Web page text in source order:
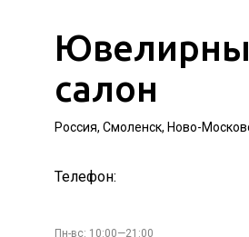
салон
Россия, Смоленск, Ново-
Телефон:
Пн-вс: 10:00—21:00